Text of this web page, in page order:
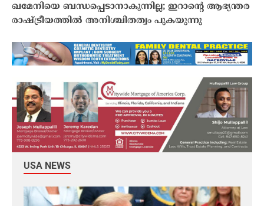
ഖമേനിയെ ബന്ധപ്പെടാനാകുന്നില്ല; ഇറാൻ്റെ ആഭ്യന്തര
രാഷ്ട്രീയത്തിൽ അനിശ്ചിതത്വം പുകയുന്നു
USA NEWS